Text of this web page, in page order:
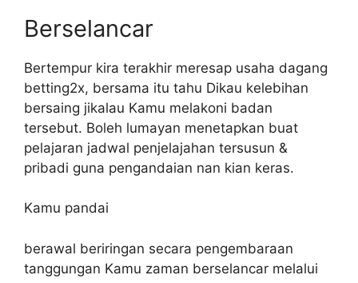
Berselancar
Bertempur kira terakhir meresap usaha dagang
betting2x, bersama itu tahu Dikau kelebihan
bersaing jikalau Kamu melakoni badan
tersebut. Boleh lumayan menetapkan buat
pelajaran jadwal penjelajahan tersusun &
pribadi guna pengandaian nan kian keras.
Kamu pandai
berawal beriringan secara pengembaraan
tanggungan Kamu zaman berselancar melalui